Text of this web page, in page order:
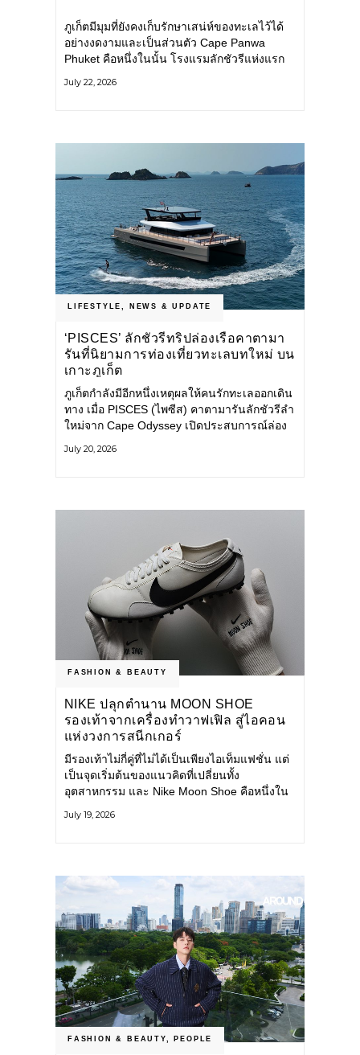
ภูเก็ตมีมุมที่ยังคงเก็บรักษาเสน่ห์ของทะเลไว้ได้
อย่างงดงามและเป็นส่วนตัว Cape Panwa
Phuket คือหนึ่งในนั้น โรงแรมลักชัวรีแห่งแรก
แหลมพันวา ทางตะวันออกเฉียงใต้ของเกาะ
July 22, 2026
LIFESTYLE NEWS & UPDATE
‘PISCES’ ลักชัวรีทริปล่องเรือคาตามา
รันที่นิยามการท่องเที่ยวทะเลบทใหม่ บน
เกาะภูเก็ต
ภูเก็ตกำลังมีอีกหนึ่งเหตุผลให้คนรักทะเลออกเดิน
ทาง เมื่อ PISCES (ไพซีส) คาตามารันลักชัวรีลำ
ใหม่จาก Cape Odyssey เปิดประสบการณ์ล่อง
ไป ผสานความสะดวกสบายแบบโรงแรมระดับ
July 20, 2026
FASHION & BEAUTY
NIKE ปลุกตำนาน MOON SHOE
รองเท้าจากเครื่องทำวาฟเฟิล สู่ไอคอน
แห่งวงการสนีกเกอร์
มีรองเท้าไม่กี่คู่ที่ไม่ได้เป็นเพียงไอเท็มแฟชั่น แต่
เป็นจุดเริ่มต้นของแนวคิดที่เปลี่ยนทั้ง
อุตสาหกรรม และ Nike Moon Shoe คือหนึ่งใน
ศตวรรษก่อน กำลังกลับมาอีกครั้ง พร้อมพาเรื่อง
July 19, 2026
FASHION & BEAUTY PEOPLE